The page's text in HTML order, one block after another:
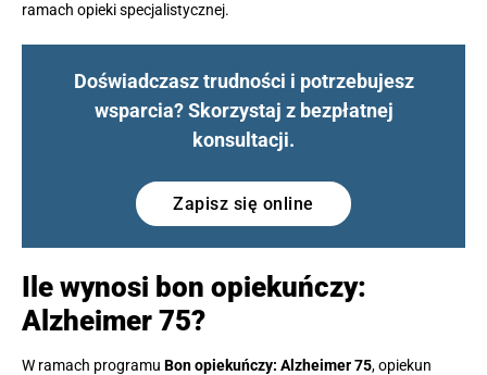
ramach opieki specjalistycznej.
Doświadczasz trudności i potrzebujesz
wsparcia? Skorzystaj z bezpłatnej
konsultacji.
Zapisz się online
Ile wynosi bon opiekuńczy:
Alzheimer 75?
W ramach programu Bon opiekuńczy: Alzheimer 75, opiekun